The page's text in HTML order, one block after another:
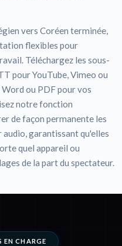
vers Coréen terminée,
flexibles pour
Téléchargez les sous-
pour YouTube, Vimeo ou
ou PDF pour vos
notre fonction
de façon permanente les
garantissant qu'elles
quel appareil ou
de la part du spectateur.
EN CHARGE